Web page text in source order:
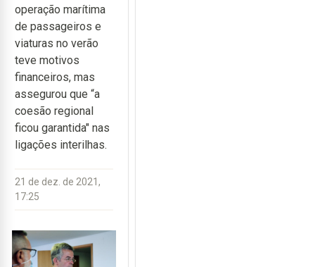
operação marítima
de passageiros e
viaturas no verão
teve motivos
financeiros, mas
assegurou que “a
coesão regional
ficou garantida" nas
ligações interilhas.
21 de dez. de 2021,
17:25